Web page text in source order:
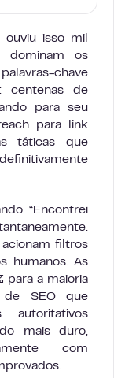
isso mil
dominam os
chave
centenas de
para seu
para link
táticas que
“Encontrei
filtros
humanos. As
para a maioria
de SEO que
mais duro,
com